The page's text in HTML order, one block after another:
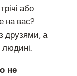
або
на вас?
друзями, а
не